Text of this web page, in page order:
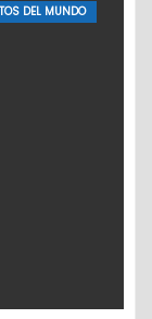
DEL MUNDO